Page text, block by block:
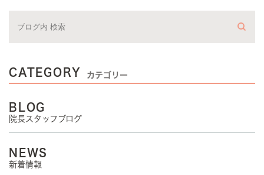
CATEGORY カテゴリー
BLOG
院長スタッフブログ
NEWS
新着情報